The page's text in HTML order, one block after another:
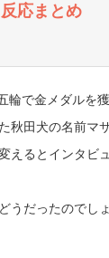
応まとめ
輪で金メダルを
秋田犬の名前マ
えるとインタビ
うだったのでしょ